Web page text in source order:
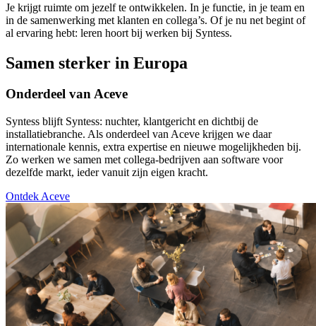
Je krijgt ruimte om jezelf te ontwikkelen. In je functie, in je team en
in de samenwerking met klanten en collega’s. Of je nu net begint of
al ervaring hebt: leren hoort bij werken bij Syntess.
Samen sterker in Europa
Onderdeel van Aceve
Syntess blijft Syntess: nuchter, klantgericht en dichtbij de
installatiebranche. Als onderdeel van Aceve krijgen we daar
internationale kennis, extra expertise en nieuwe mogelijkheden bij.
Zo werken we samen met collega-bedrijven aan software voor
dezelfde markt, ieder vanuit zijn eigen kracht.
Ontdek Aceve